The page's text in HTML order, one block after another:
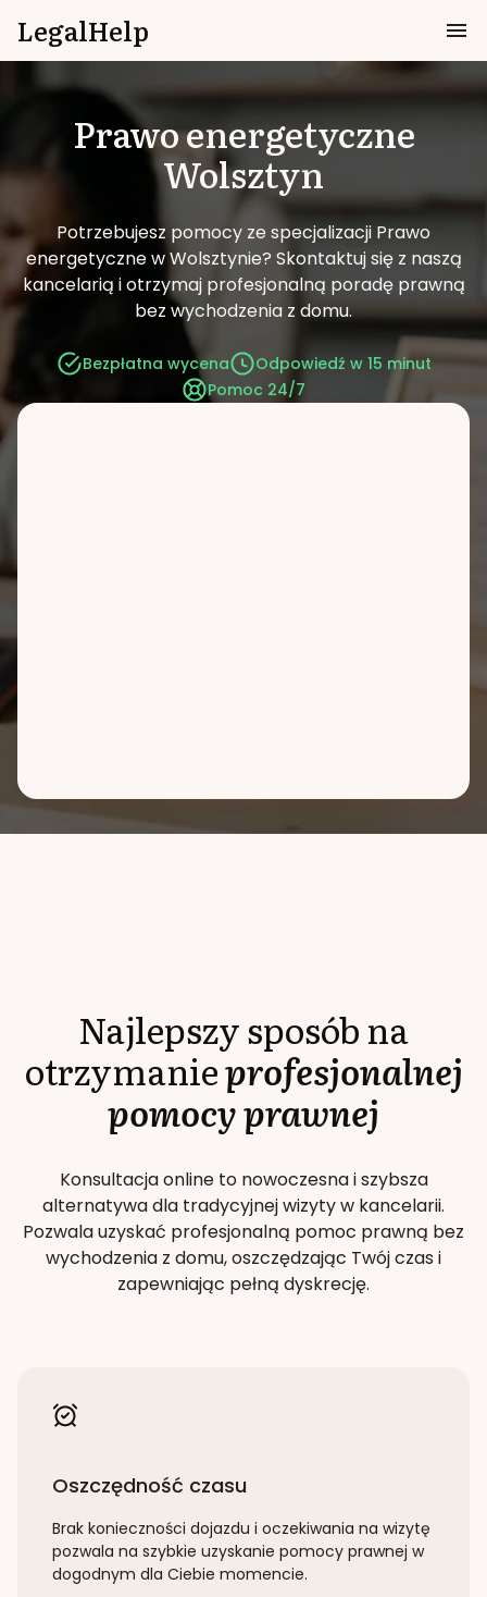
LegalHelp
Prawo energetyczne
Wolsztyn
Potrzebujesz pomocy ze specjalizacji Prawo
energetyczne w Wolsztynie? Skontaktuj się z naszą
kancelarią i otrzymaj profesjonalną poradę prawną
bez wychodzenia z domu.
Bezpłatna wycena
Odpowiedź w 15 minut
Pomoc 24/7
Najlepszy sposób na
otrzymanieprofesjonalnej
pomocy prawnej
Konsultacja online to nowoczesna i szybsza
alternatywa dla tradycyjnej wizyty w kancelarii.
Pozwala uzyskać profesjonalną pomoc prawną bez
wychodzenia z domu, oszczędzając Twój czas i
zapewniając pełną dyskrecję.
Oszczędność czasu
Brak konieczności dojazdu i oczekiwania na wizytę
pozwala na szybkie uzyskanie pomocy prawnej w
dogodnym dla Ciebie momencie.